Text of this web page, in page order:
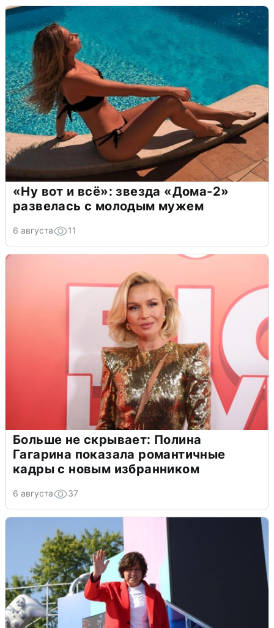
«Ну вот и всё»: звезда «Дома-2»
развелась с молодым мужем
6 августа 11
Больше не скрывает: Полина
Гагарина показала романтичные
кадры с новым избранником
6 августа 37